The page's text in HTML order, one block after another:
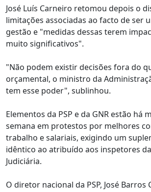
José Luís Carneiro retomou depois o
limitações associadas ao facto de ser
gestão e "medidas dessas terem
muito significativos".
"Não podem existir decisões fora do
orçamental, o ministro da
tem esse poder", sublinhou.
Elementos da PSP e da GNR estão há
semana em protestos por melhores
trabalho e salariais, exigindo um
idêntico ao atribuído aos inspetores
Judiciária.
O diretor nacional da PSP, José Barros